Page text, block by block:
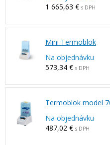
1 665,63 € s DPH
Mini Termoblok
Na objednávku
573,34 € s DPH
Termoblok model
Na objednávku
487,02 € s DPH